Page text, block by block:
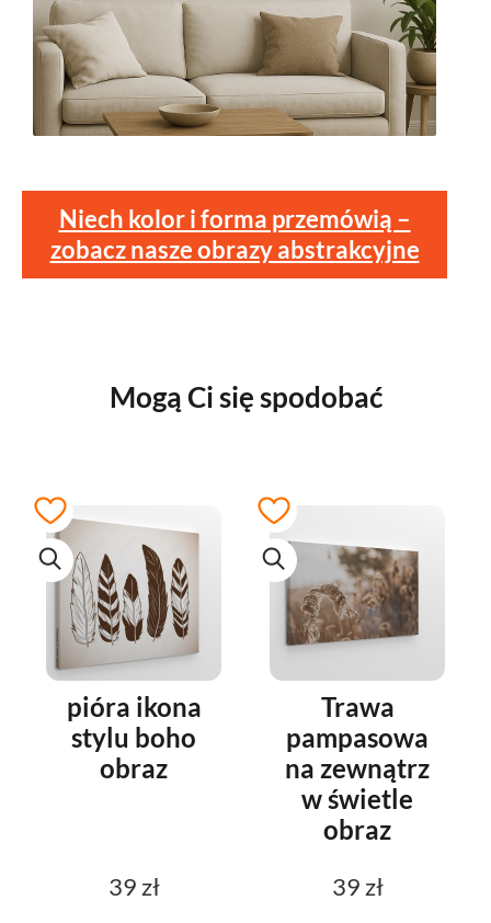
Niech kolor i forma przemówią –
zobacz nasze obrazy abstrakcyjne
Mogą Ci się spodobać
pióra ikona
stylu boho
obraz
39 zł
Trawa
pampasowa
na zewnątrz
w świetle
obraz
39 zł